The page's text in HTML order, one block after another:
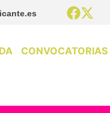
CONVOCATORIAS